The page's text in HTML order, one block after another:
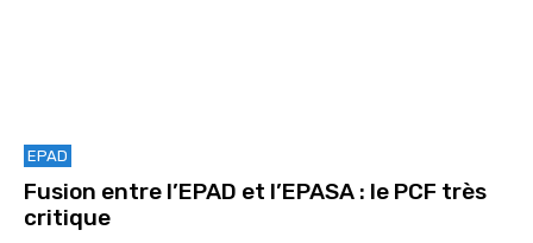
EPAD
Fusion entre l’EPAD et l’EPASA : le PCF très
critique